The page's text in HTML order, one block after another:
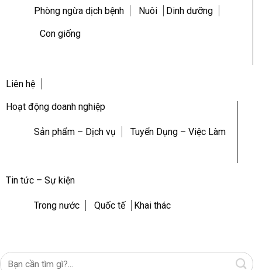
Phòng ngừa dịch bệnh Nuôi Dinh dưỡng
Con giống
Liên hệ
Hoạt động doanh nghiệp
Sản phẩm – Dịch vụ Tuyển Dụng – Việc Làm
Tin tức – Sự kiện
Trong nước Quốc tế Khai thác